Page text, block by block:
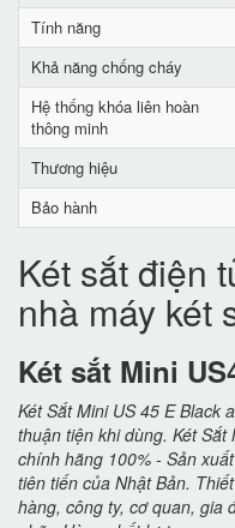
Tính năng
Khả năng chống cháy
Hệ thống khóa liên hoàn
thông minh
Thương hiệu
Bảo hành
Két sắt điện
nhà máy két
Két sắt Mini
Két Sắt Mini US 45 E Black
thuận tiện khi dùng. Két
chính hãng 100% - Sản
tiên tiến của Nhật Bản.
hàng, công ty, cơ quan, gia